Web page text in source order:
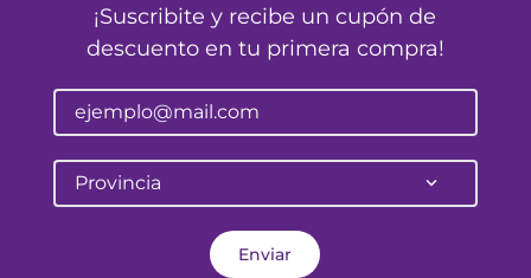
¡Suscribite y recibe un cupón de
descuento en tu primera compra!
Provincia
Enviar